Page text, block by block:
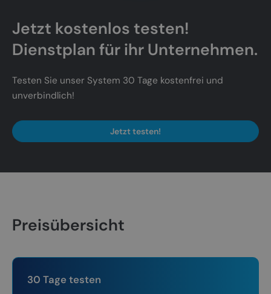
Jetzt kostenlos testen!
Dienstplan für ihr Unternehmen.
Testen Sie unser System 30 Tage kostenfrei und
unverbindlich!
Jetzt testen!
Preisübersicht
30 Tage testen